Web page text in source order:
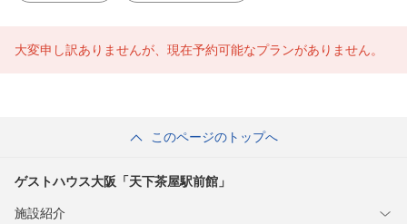
大変申し訳ありませんが、現在予約可能なプランがありません。
このページのトップへ
ゲストハウス大阪「天下茶屋駅前館」
施設紹介